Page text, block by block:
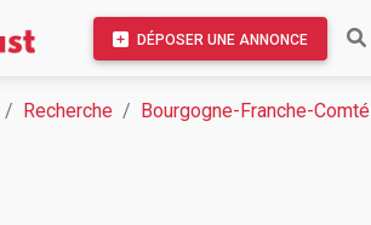
DÉPOSER UNE ANNONCE
Recherche Bourgogne-Franche-Comté